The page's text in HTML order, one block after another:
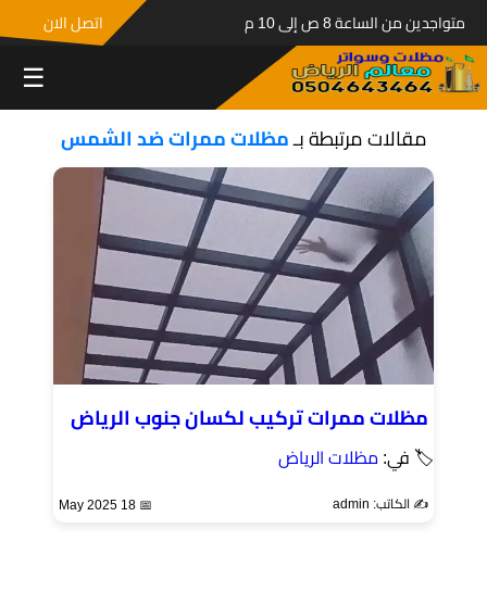
متواجدين من الساعة 8 ص إلى 10 م اتصل الان
☰
مقالات مرتبطة بـمظلات ممرات ضد الشمس
مظلات ممرات تركيب لكسان جنوب الرياض
🏷 في: مظلات الرياض
✍️ الكاتب: admin 📅 18 May 2025